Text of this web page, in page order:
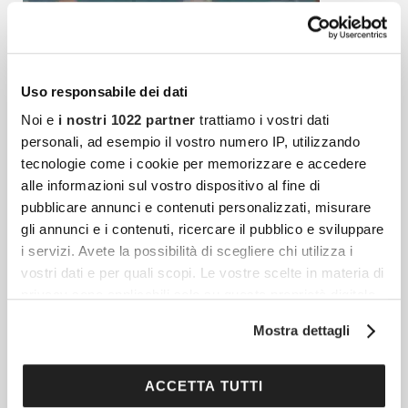
Uso responsabile dei dati
Noi e i nostri 1022 partner trattiamo i vostri dati
personali, ad esempio il vostro numero IP, utilizzando
tecnologie come i cookie per memorizzare e accedere
alle informazioni sul vostro dispositivo al fine di
pubblicare annunci e contenuti personalizzati, misurare
gli annunci e i contenuti, ricercare il pubblico e sviluppare
i servizi. Avete la possibilità di scegliere chi utilizza i
vostri dati e per quali scopi. Le vostre scelte in materia di
modificare o revocare il proprio consenso in qualsiasi
sull'icona di attivazione della privacy.
Mostra dettagli
ACCETTA TUTTI
Articoli più recenti